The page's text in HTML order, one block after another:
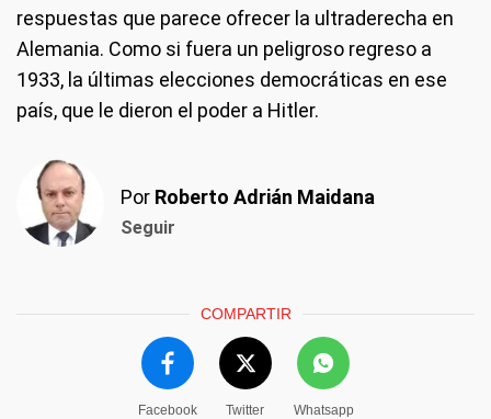
respuestas que parece ofrecer la ultraderecha en
Alemania. Como si fuera un peligroso regreso a
1933, la últimas elecciones democráticas en ese
país, que le dieron el poder a Hitler.
Por Roberto Adrián Maidana
Seguir
COMPARTIR
Facebook Twitter Whatsapp